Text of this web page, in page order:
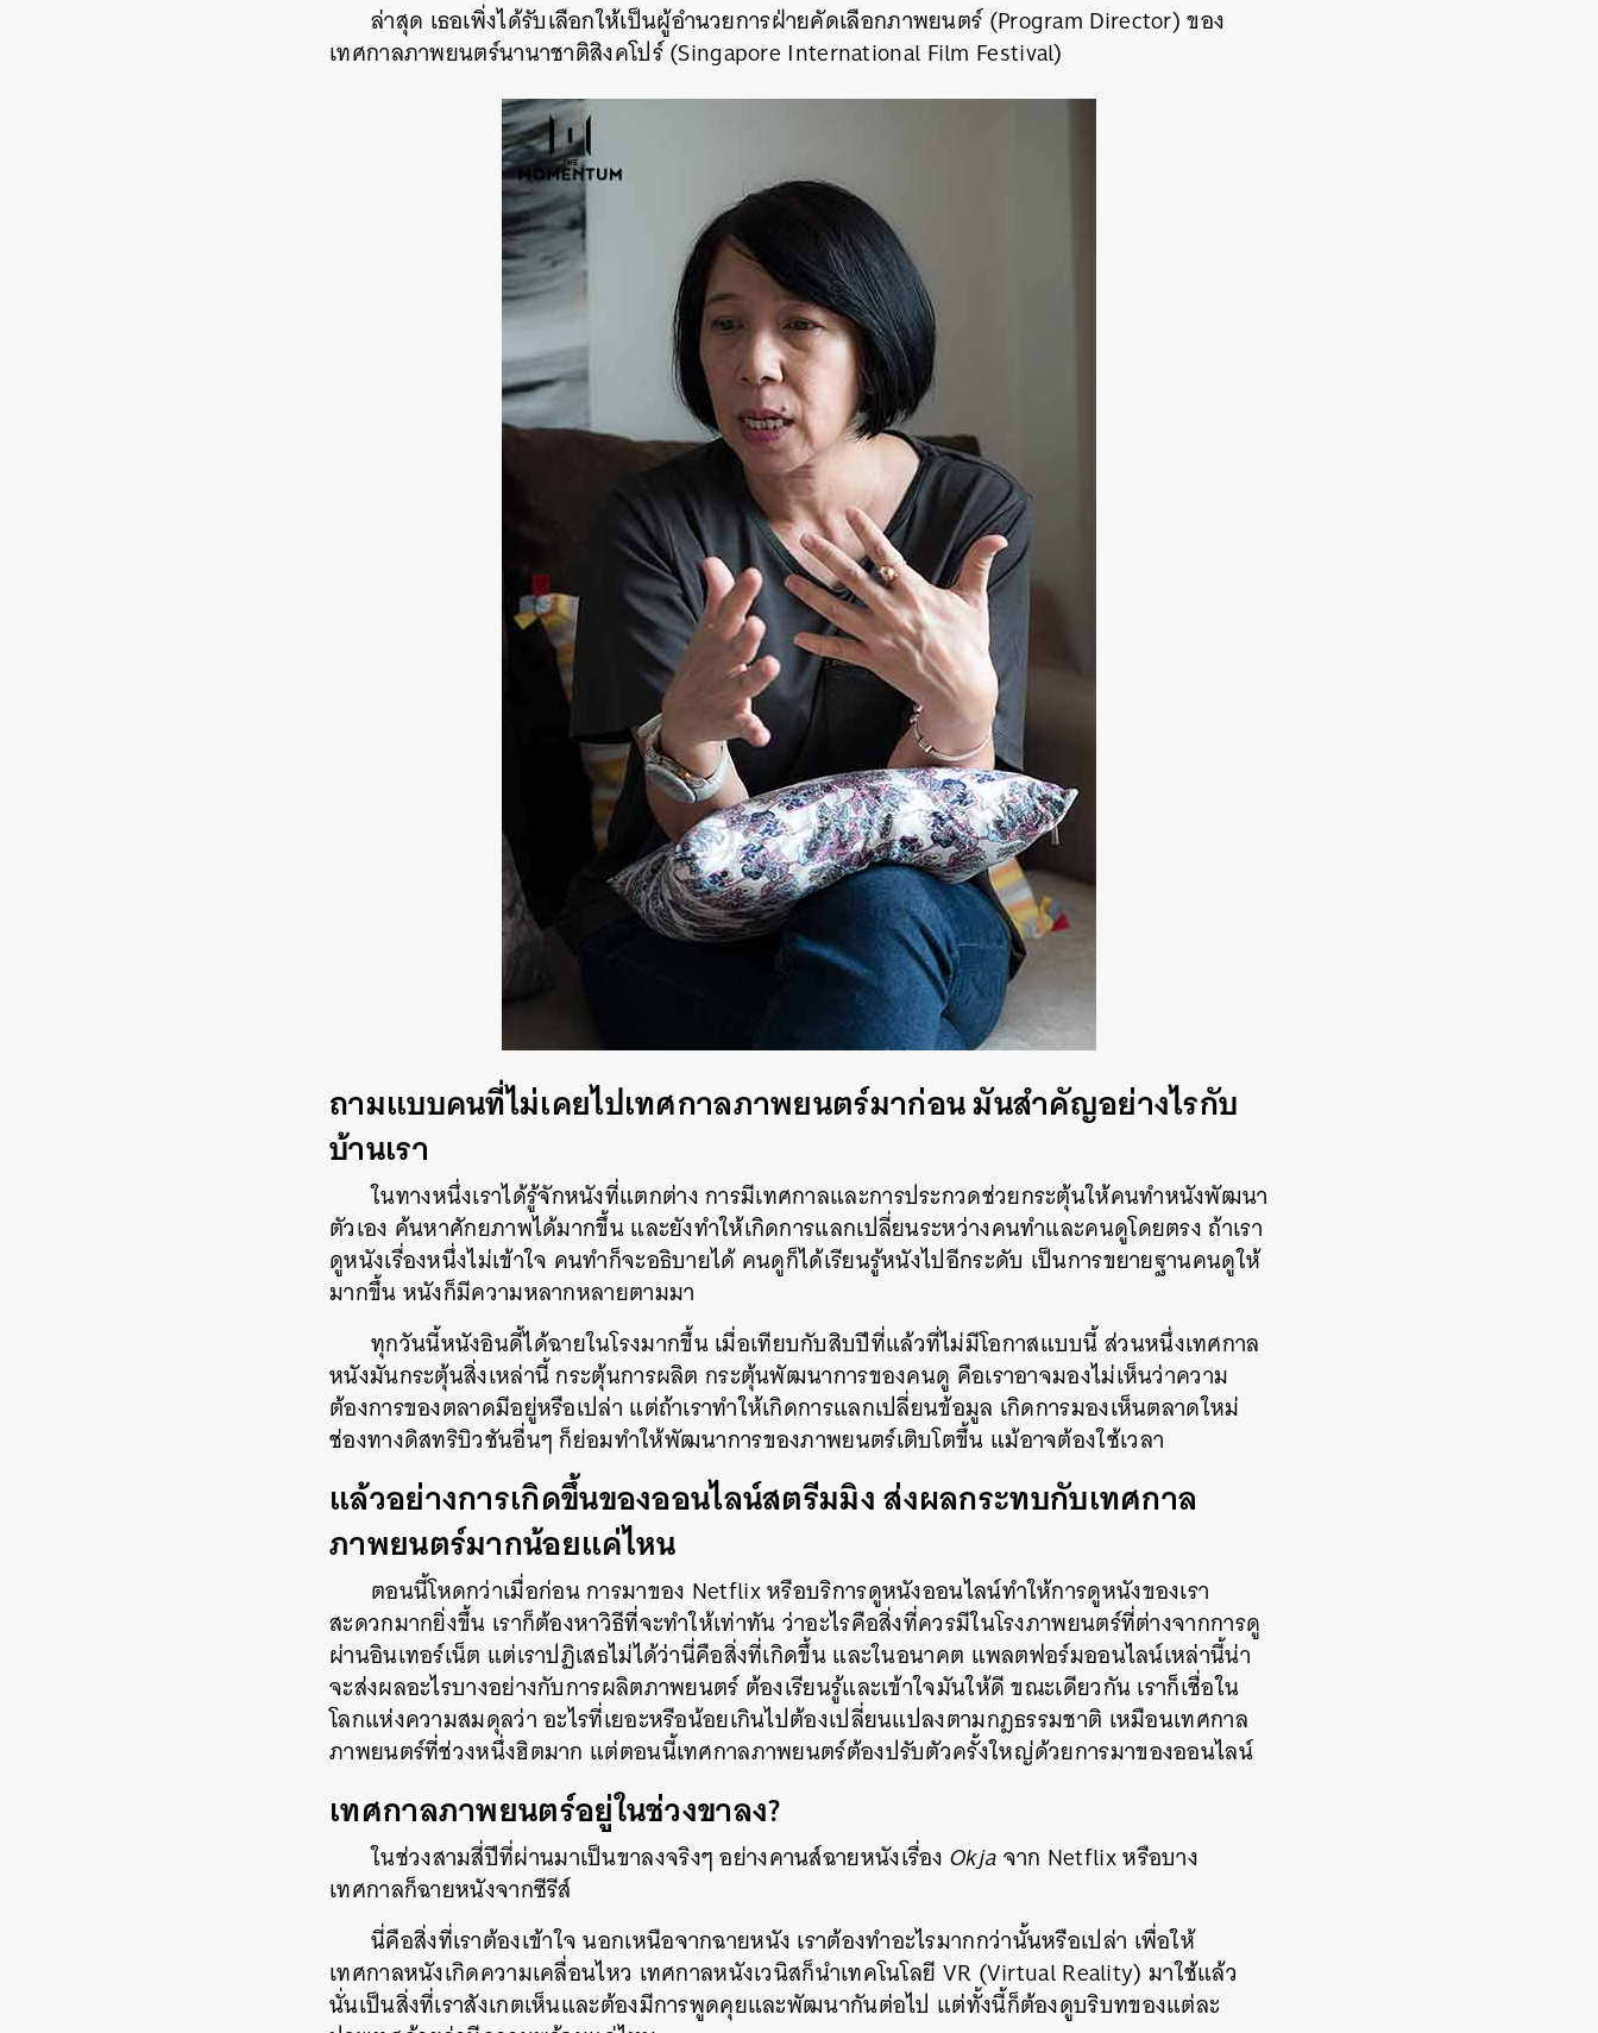
ล่าสุด เธอเพิ่งได้รับเลือกให้เป็นผู้อำนวยการฝ่ายคัดเลือกภาพยนตร์ (Program Director) ของ
เทศกาลภาพยนตร์นานาชาติสิงคโปร์ (Singapore International Film Festival)
ถามแบบคนที่ไม่เคยไปเทศกาลภาพยนตร์มาก่อน มันสำคัญอย่างไรกับ
บ้านเรา
ในทางหนึ่งเราได้รู้จักหนังที่แตกต่าง การมีเทศกาลและการประกวดช่วยกระตุ้นให้คนทำหนังพัฒนา
ตัวเอง ค้นหาศักยภาพได้มากขึ้น และยังทำให้เกิดการแลกเปลี่ยนระหว่างคนทำและคนดูโดยตรง ถ้าเรา
ดูหนังเรื่องหนึ่งไม่เข้าใจ คนทำก็จะอธิบายได้ คนดูก็ได้เรียนรู้หนังไปอีกระดับ เป็นการขยายฐานคนดูให้
มากขึ้น หนังก็มีความหลากหลายตามมา
ทุกวันนี้หนังอินดี้ได้ฉายในโรงมากขึ้น เมื่อเทียบกับสิบปีที่แล้วที่ไม่มีโอกาสแบบนี้ ส่วนหนึ่งเทศกาล
หนังมันกระตุ้นสิ่งเหล่านี้ กระตุ้นการผลิต กระตุ้นพัฒนาการของคนดู คือเราอาจมองไม่เห็นว่าความ
ต้องการของตลาดมีอยู่หรือเปล่า แต่ถ้าเราทำให้เกิดการแลกเปลี่ยนข้อมูล เกิดการมองเห็นตลาดใหม่
ช่องทางดิสทริบิวชันอื่นๆ ก็ย่อมทำให้พัฒนาการของภาพยนตร์เติบโตขึ้น แม้อาจต้องใช้เวลา
แล้วอย่างการเกิดขึ้นของออนไลน์สตรีมมิง ส่งผลกระทบกับเทศกาล
ภาพยนตร์มากน้อยแค่ไหน
ตอนนี้โหดกว่าเมื่อก่อน การมาของ Netflix หรือบริการดูหนังออนไลน์ทำให้การดูหนังของเรา
สะดวกมากยิ่งขึ้น เราก็ต้องหาวิธีที่จะทำให้เท่าทัน ว่าอะไรคือสิ่งที่ควรมีในโรงภาพยนตร์ที่ต่างจากการดู
ผ่านอินเทอร์เน็ต แต่เราปฏิเสธไม่ได้ว่านี่คือสิ่งที่เกิดขึ้น และในอนาคต แพลตฟอร์มออนไลน์เหล่านี้น่า
จะส่งผลอะไรบางอย่างกับการผลิตภาพยนตร์ ต้องเรียนรู้และเข้าใจมันให้ดี ขณะเดียวกัน เราก็เชื่อใน
โลกแห่งความสมดุลว่า อะไรที่เยอะหรือน้อยเกินไปต้องเปลี่ยนแปลงตามกฎธรรมชาติ เหมือนเทศกาล
ภาพยนตร์ที่ช่วงหนึ่งฮิตมาก แต่ตอนนี้เทศกาลภาพยนตร์ต้องปรับตัวครั้งใหญ่ด้วยการมาของออนไลน์
เทศกาลภาพยนตร์อยู่ในช่วงขาลง?
ในช่วงสามสี่ปีที่ผ่านมาเป็นขาลงจริงๆ อย่างคานส์ฉายหนังเรื่อง Okjaจาก Netflix หรือบาง
เทศกาลก็ฉายหนังจากซีรีส์
นี่คือสิ่งที่เราต้องเข้าใจ นอกเหนือจากฉายหนัง เราต้องทำอะไรมากกว่านั้นหรือเปล่า เพื่อให้
เทศกาลหนังเกิดความเคลื่อนไหว เทศกาลหนังเวนิสก็นำเทคโนโลยี VR (Virtual Reality) มาใช้แล้ว
นั่นเป็นสิ่งที่เราสังเกตเห็นและต้องมีการพูดคุยและพัฒนากันต่อไป แต่ทั้งนี้ก็ต้องดูบริบทของแต่ละ
ค้นหา
SHARE TWEET EMAIL